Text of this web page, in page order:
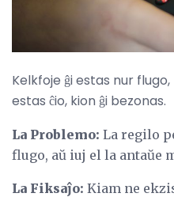
Kelkfoje ĝi estas nur
estas ĉio, kion ĝi bezonas.
La Problemo: La regilo
flugo, aŭ iuj el la antaŭe
La Fiksaĵo: Kiam ne